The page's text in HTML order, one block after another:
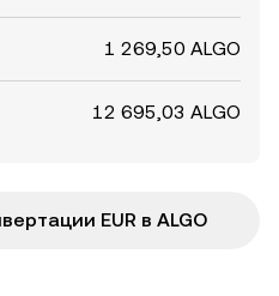
1 269,50 ALGO
12 695,03 ALGO
EUR в ALGO